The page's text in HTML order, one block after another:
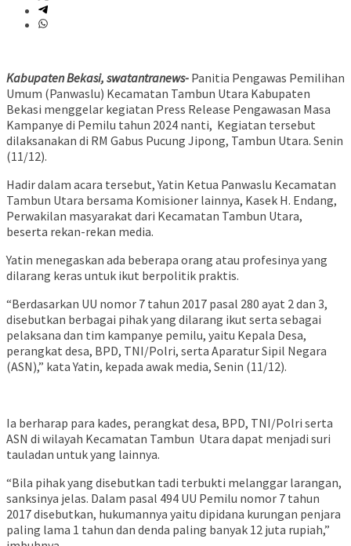
Kabupaten Bekasi, swatantranews- Panitia Pengawas Pemilihan
Umum (Panwaslu) Kecamatan Tambun Utara Kabupaten
Bekasi menggelar kegiatan Press Release Pengawasan Masa
Kampanye di Pemilu tahun 2024 nanti, Kegiatan tersebut
dilaksanakan di RM Gabus Pucung Jipong, Tambun Utara. Senin
(11/12).
Hadir dalam acara tersebut, Yatin Ketua Panwaslu Kecamatan
Tambun Utara bersama Komisioner lainnya, Kasek H. Endang,
Perwakilan masyarakat dari Kecamatan Tambun Utara,
beserta rekan-rekan media.
Yatin menegaskan ada beberapa orang atau profesinya yang
dilarang keras untuk ikut berpolitik praktis.
“Berdasarkan UU nomor 7 tahun 2017 pasal 280 ayat 2 dan 3,
disebutkan berbagai pihak yang dilarang ikut serta sebagai
pelaksana dan tim kampanye pemilu, yaitu Kepala Desa,
perangkat desa, BPD, TNI/Polri, serta Aparatur Sipil Negara
(ASN),” kata Yatin, kepada awak media, Senin (11/12).
Ia berharap para kades, perangkat desa, BPD, TNI/Polri serta
ASN di wilayah Kecamatan Tambun Utara dapat menjadi suri
tauladan untuk yang lainnya.
“Bila pihak yang disebutkan tadi terbukti melanggar larangan,
sanksinya jelas. Dalam pasal 494 UU Pemilu nomor 7 tahun
2017 disebutkan, hukumannya yaitu dipidana kurungan penjara
paling lama 1 tahun dan denda paling banyak 12 juta rupiah,”